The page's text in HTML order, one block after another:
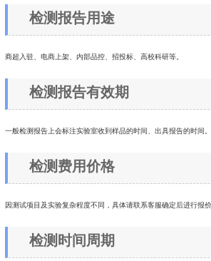
检测报告用途
商超入驻、电商上架、内部品控、招投标、高校科研等。
检测报告有效期
一般检测报告上会标注实验室收到样品的时间、出具报告的时间
检测费用价格
因测试项目及实验复杂程度不同，具体请联系客服确定后进行报价
检测时间周期